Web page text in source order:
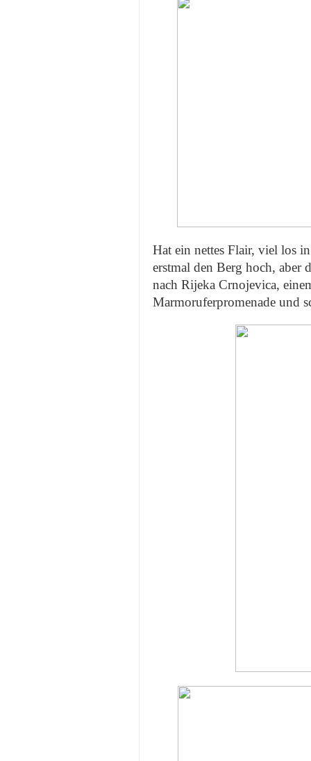
Hat ein nettes Flair, viel los
erstmal den Berg hoch, aber
nach Rijeka Crnojevica,
Marmoruferpromenade und